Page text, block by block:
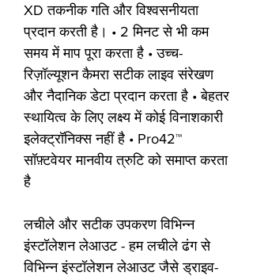
XD तकनीक गति और विश्वसनीयता
प्रदान करती है। • 2 मिनट से भी कम
समय में माप पूरा करता है • उच्च-
रिज़ॉल्यूशन कैमरा सटीक लाइव संरेखण
और नैदानिक डेटा प्रदान करता है • बेहतर
स्थायित्व के लिए लक्ष्य में कोई विनाशकारी
इलेक्ट्रॉनिक्स नहीं है • Pro42™
सॉफ़्टवेयर मानवीय त्रुटि को समाप्त करता
है
लचीले और सटीक उपकरण विभिन्न
इंस्टॉलेशन लेआउट - हम लचीले ढंग से
विभिन्न इंस्टॉलेशन लेआउट जैसे ड्राइव-